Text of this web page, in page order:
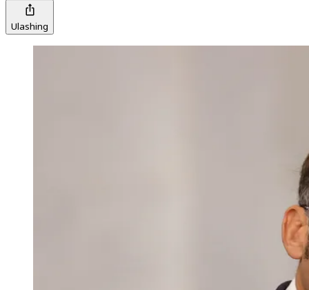
Ulashing